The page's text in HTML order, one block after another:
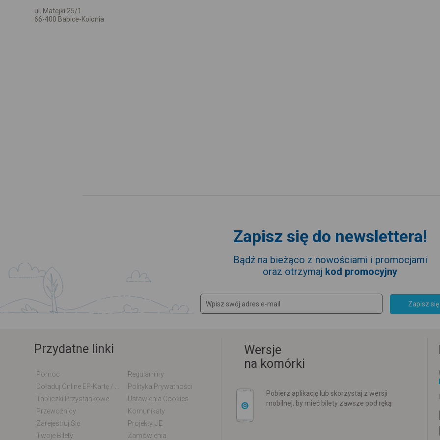
ul. Matejki 25/1
66-400 Babice-Kolonia
Zapisz się do newslettera!
Bądź na bieżąco z nowościami i promocjami
oraz otrzymaj kod promocyjny
Zapisz się
Przydatne linki
Pomoc
Regulaminy
Polityka Prywatności
Tabliczki Przystankowe
Ustawienia Cookies
Przewoźnicy
Komunikaty
Zarejestruj Się
Projekty UE
Twoje Bilety
Zamówienia
Wersje
na komórki
Pobierz aplikację lub skorzystaj z wersji
mobilnej, by mieć bilety zawsze pod ręką